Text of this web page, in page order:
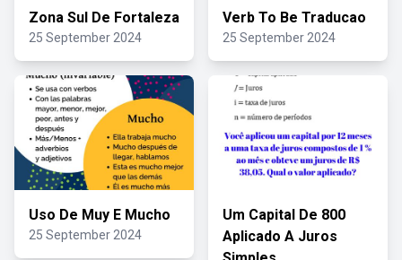
Zona Sul De Fortaleza
25 September 2024
Verb To Be Traducao
25 September 2024
Uso De Muy E Mucho
25 September 2024
Um Capital De 800
Aplicado A Juros